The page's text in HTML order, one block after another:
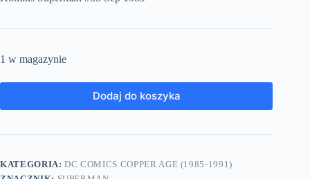
1 w magazynie
Dodaj do koszyka
KATEGORIA:DC COMICS COPPER AGE (1985-1991)